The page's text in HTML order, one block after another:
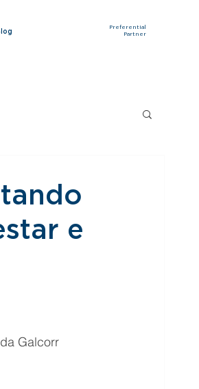
Preferential
Partner
e
Galcorr